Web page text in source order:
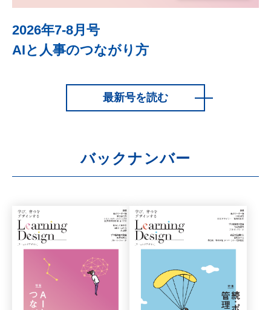
2026年7-8月号
AIと人事のつながり方
最新号を読む
バックナンバー